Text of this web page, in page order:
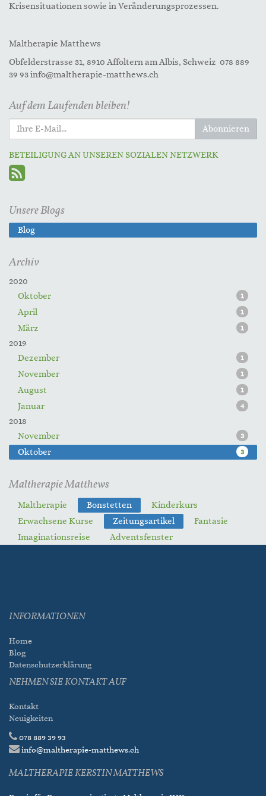
Krisensituationen sowie in Veränderungsprozessen.
Maltherapie Matthews
Obfelderstrasse 31, 8910 Affoltern am Albis, Schweiz 078 889
39 93 info@maltherapie-matthews.ch
Auf dem Laufenden bleiben!
Abonnieren
BETEILIGUNG AN UNSEREN SOZIALEN NETZWERK
Unsere Blogs
Blog
Archiv
2020
Oktober
1
April 1
März 1
2019
Dezember
1
November 1
August 1
Januar 4
2018
November
3
Oktober 3
Maltherapie Matthews
Maltherapie Bonstetten
Kinderkurs
Erwachsene Kurse
Zeitungsartikel
Fantasie
Imaginationsreise
Adventsfenster
INFORMATIONEN
Home
Blog
Datenschutzerklärung
NEHMEN SIE KONTAKT AUF
Kontakt
Neuigkeiten
078 889 39 93
info@maltherapie-matthews.ch
MALTHERAPIE KERSTIN MATTHEWS